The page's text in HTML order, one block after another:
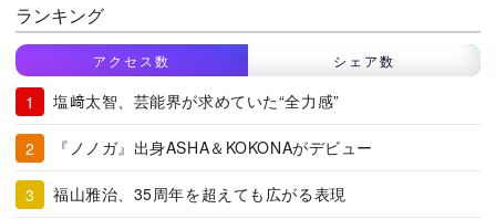
ランキング
アクセス数 シェア数
塩﨑太智、芸能界が求めていた“全力感”
『ノノガ』出身ASHA＆KOKONAがデビュー
福山雅治、35周年を超えても広がる表現